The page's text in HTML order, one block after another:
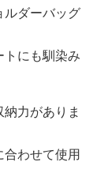
ルダーバッグ
にも馴染み
力がありま
わせて使用